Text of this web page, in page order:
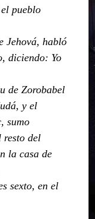
pueblo
Jehová, habló
diciendo: Yo
de Zorobabel
y el
sumo
resto del
la casa de
sexto, en el